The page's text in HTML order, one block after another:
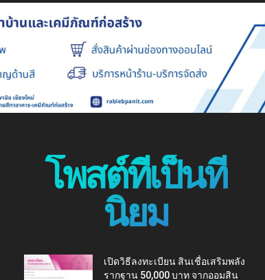
โพสต์ที่เป็นที่
นิยม
เปิดวิธีลงทะเบียน สินเชื่อเสริมพลัง
รากฐาน 50,000 บาท จากออมสิน